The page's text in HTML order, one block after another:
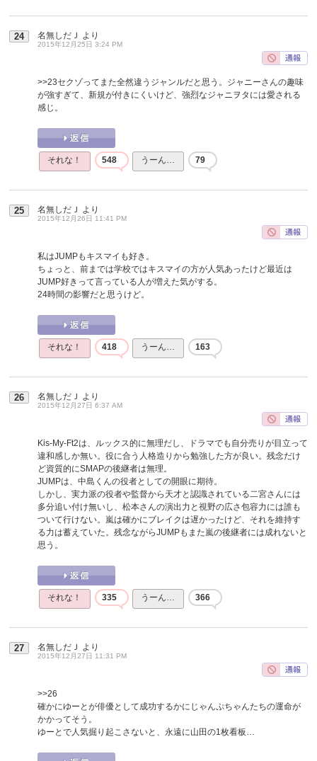
24 名無しだＪ より
2015年12月25日 3:24 PM
>>23セクゾってまた全然違うジャンルだと思う。ジャニーさんの趣味
が強すぎて、新規が付きにくいけど、強烈なジャニヲタには愛される
感じ。
それな！ 548 うーん… 79
25 名無しだＪ より
2015年12月26日 11:41 PM
私はJUMPもキスマイも好き。
ちょっと、前までは学校ではキスマイの方が人気あったけど最近は
JUMP好きって言っている人が増えた気がする。
24時間の影響だと思うけど。
それな！ 418 うーん… 163
26 名無しだＪ より
2015年12月27日 6:37 AM
Kis-My-Ft2は、ルックス的に無理だし、ドラマでも自分売りが目立って
違和感しか無い。役に合う人格造りから勉強した方が良い。残念だけ
ど資質的にSMAPの後継者は無理。
JUMPは、中島くんの役者としての開眼に期待。
しかし、実力派の役者や監督から天才と認識されている二宮さんには
多分追い付け無いし、松本さんの演出力と視野の広さ包容力には誰も
ついて行けない。嵐は確かにブレイクは遅かったけど、それを維持す
る力は蓄えていた。残念ながらJUMPもまた嵐の後継者には成れないと
思う。
それな！ 335 うーん… 366
27 名無しだＪ より
2015年12月27日 11:31 PM
>>26
確かにゆーとが俳優として成功するかにじゃんぷちゃんたちの運命が
かかってそう。
ゆーとで人気掘り起こさないと、永遠に山田の1枚看板…